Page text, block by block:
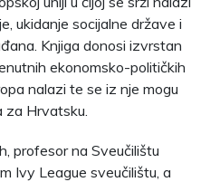
ukidanje socijalne države i
Knjiga donosi izvrstan
ekonomsko-političkih
nalazi te se iz nje mogu
za Hrvatsku.
profesor na Sveučilištu
Ivy League sveučilištu, a